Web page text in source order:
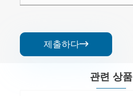
제출하다
관련 상품